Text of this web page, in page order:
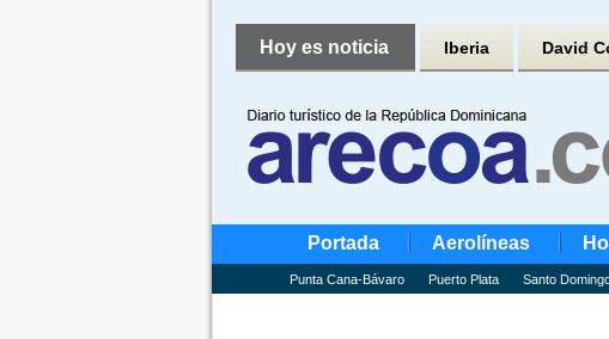
Hoy es noticia Iberia David
Portada Aerolíneas
Punta Cana-Bávaro Puerto Plata Santo